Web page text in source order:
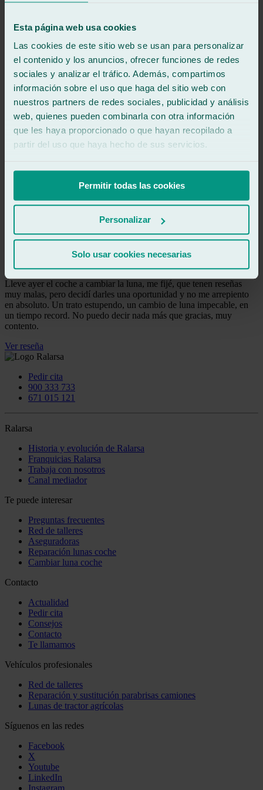
Esta página web usa cookies
Las cookies de este sitio web se usan para personalizar
el contenido y los anuncios, ofrecer funciones de redes
sociales y analizar el tráfico. Además, compartimos
información sobre el uso que haga del sitio web con
nuestros partners de redes sociales, publicidad y análisis
web, quienes pueden combinarla con otra información
que les haya proporcionado o que hayan recopilado a
partir del uso que haya hecho de sus servicios.
Permitir todas las cookies
Personalizar
Solo usar cookies necesarias
5/5· Hace 2 meses
Ha sido una reparación muy rápida, y un conocimiento profesional,
y el personal muy amable.
Ver reseña
AE
asilo españa
Google
/5· Hace 8 meses
Ver reseña
Me han atendido súper bien, quedé a gusto con sus
recomendaciones, saben del tema, te informan que hacer de manera
me sentí a gusto con el servicio tan profesional que realizan
redman
Reseña de
Google
Hace 8 meses
Lleve ayer el coche a cambiar la luna, me fijé, que tenen reseñas
muy malas, pero decidí darles una oportunidad y no me arrepiento
en absoluto. Un trato estupendo, un cambio de luna impecable, en
un tiempo record. No puedo decir nada más que gracias, muy
contento.
Ver reseña
Pedir cita
900 333 733
671 015 121
Ralarsa
Historia y evolución de Ralarsa
Franquicias Ralarsa
Trabaja con nosotros
Canal mediador
Te puede interesar
Preguntas frecuentes
Red de talleres
Aseguradoras
Reparación lunas coche
Cambiar luna coche
Contacto
Actualidad
Pedir cita
Consejos
Contacto
Te llamamos
Vehículos profesionales
Red de talleres
Reparación y sustitución parabrisas camiones
Lunas de tractor agrícolas
Síguenos en las redes
Facebook
X
Youtube
LinkedIn
Instagram